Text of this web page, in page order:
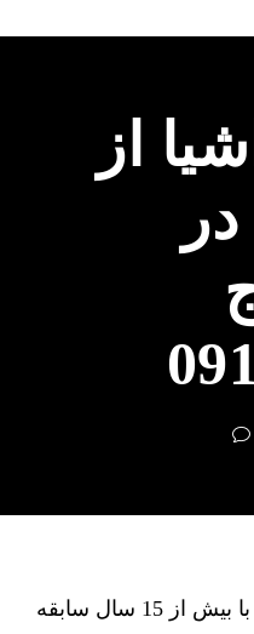
از
گروه فنی آذین گستر آچاگ ، با بیش از 15 سال سابقه